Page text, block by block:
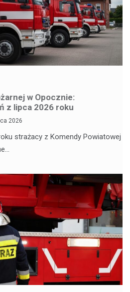
w Opocznie:
z lipca 2026 roku
2026
strażacy z Komendy Powiatowej